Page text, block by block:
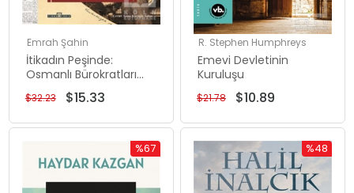
Emrah Şahin
İtikadın Peşinde:
Osmanlı Bürokratları
ve Amerikan
Misyonerleri
$15.33
$32.23
R. Stephen Humphreys
Emevi Devletinin
Kuruluşu
$10.89
$21.78
%67
İndirim
%67İndirim
%48